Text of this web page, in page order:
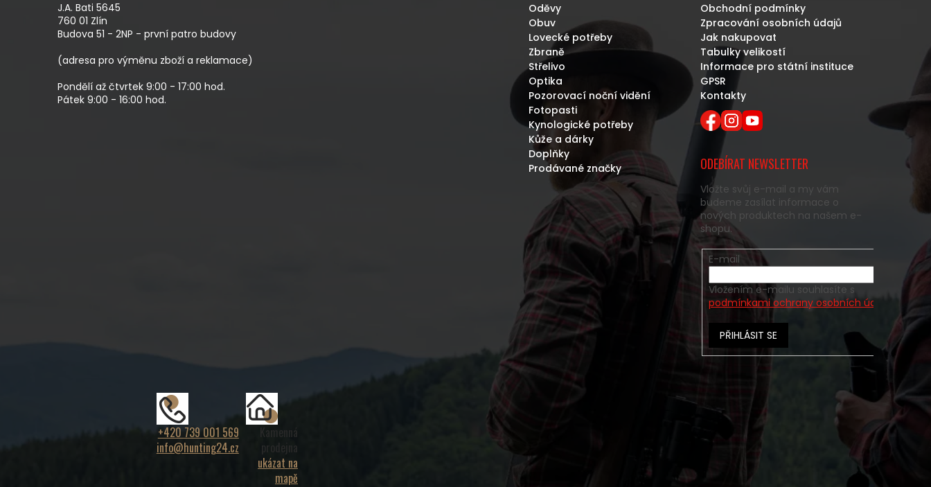
J.A. Bati 5645
760 01 Zlín
Budova 51 - 2NP - první patro budovy
(adresa pro výměnu zboží a reklamace)
Pondělí až čtvrtek 9:00 - 17:00 hod.
Pátek 9:00 - 16:00 hod.
Oděvy
Obuv
Lovecké potřeby
Zbraně
Střelivo
Optika
Pozorovací noční vidění
Fotopasti
Kynologické potřeby
Kůže a dárky
Doplňky
Prodávané značky
Obchodní podmínky
Zpracování osobních údajů
Jak nakupovat
Tabulky velikostí
Informace pro státní instituce
GPSR
Kontakty
ODEBÍRAT NEWSLETTER
Vložte svůj e-mail a my vám
budeme zasílat informace o
nových produktech na našem e-
shopu.
E-mail
Vložením e-mailu souhlasíte s
podmínkami ochrany osobních údajů
PŘIHLÁSIT SE
+420 739 001 569
info@hunting24.cz
Kamenná
prodejna
ukázat na
mapě